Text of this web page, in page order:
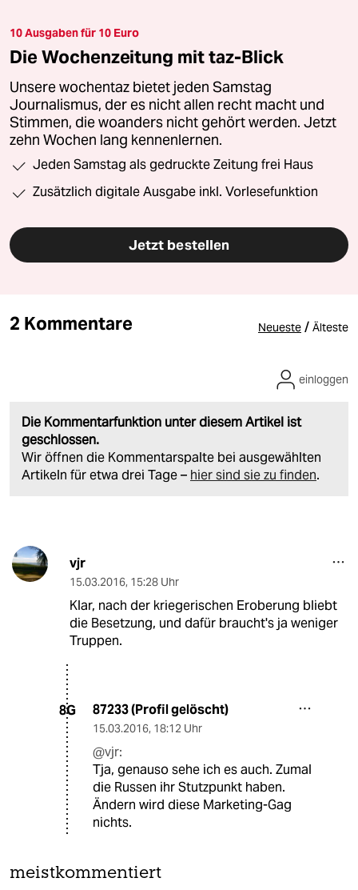
10 Ausgaben für 10 Euro
Die Wochenzeitung mit taz-Blick
Unsere wochentaz bietet jeden Samstag
Journalismus, der es nicht allen recht macht und
Stimmen, die woanders nicht gehört werden. Jetzt
zehn Wochen lang kennenlernen.
Jeden Samstag als gedruckte Zeitung frei Haus
Zusätzlich digitale Ausgabe inkl. Vorlesefunktion
Jetzt bestellen
2 Kommentare Neueste / Älteste
Die Kommentarfunktion unter diesem Artikel ist
geschlossen.
Wir öffnen die Kommentarspalte bei ausgewählten
Artikeln für etwa drei Tage – hier sind sie zu finden.
einloggen
vjr
15.03.2016, 15:28 Uhr
Klar, nach der kriegerischen Eroberung bliebt
die Besetzung, und dafür braucht's ja weniger
Truppen.
8G 87233 (Profil gelöscht)
15.03.2016, 18:12 Uhr
@vjr:
Tja, genauso sehe ich es auch. Zumal
die Russen ihr Stutzpunkt haben.
Ändern wird diese Marketing-Gag
nichts.
meistkommentiert